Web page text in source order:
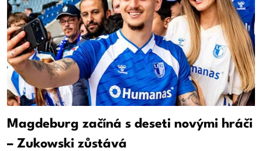
Magdeburg začíná s deseti novými hráči
– Zukowski zůstává